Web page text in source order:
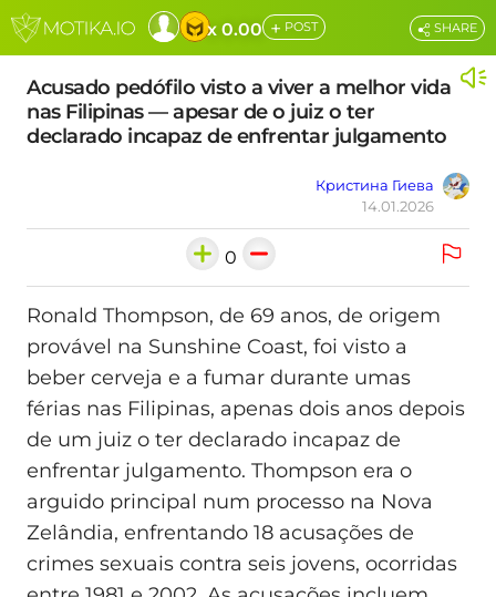
x 0.00 + POST
Acusado pedófilo visto a viver a melhor vida
nas Filipinas — apesar de o juiz o ter
declarado incapaz de enfrentar julgamento
Кристина Гиева
14.01.2026
SHARE
0
Ronald Thompson, de 69 anos, de origem
provável na Sunshine Coast, foi visto a
beber cerveja e a fumar durante umas
férias nas Filipinas, apenas dois anos depois
de um juiz o ter declarado incapaz de
enfrentar julgamento. Thompson era o
arguido principal num processo na Nova
Zelândia, enfrentando 18 acusações de
crimes sexuais contra seis jovens, ocorridas